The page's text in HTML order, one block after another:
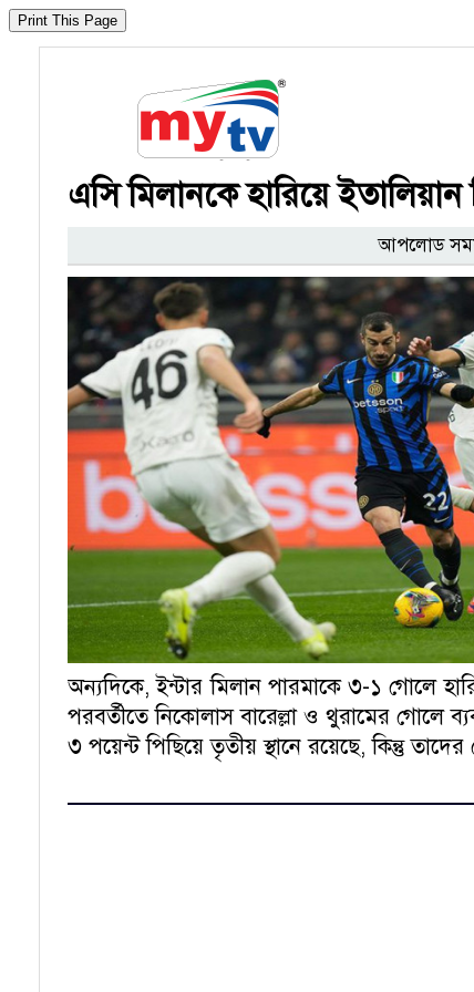
এসি মিলানকে হারিয়ে ইতালিয়ান
আপলোড
অন্যদিকে, ইন্টার মিলান পারমাকে ৩-১ গোলে
পরবর্তীতে নিকোলাস বারেল্লা ও থুরামের গোলে
৩ পয়েন্ট পিছিয়ে তৃতীয় স্থানে রয়েছে, কিন্তু